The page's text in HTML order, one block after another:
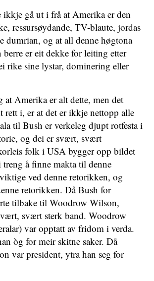
gå ut i frå at Amerika er den
ressursøydande, TV-blaute, jordas
dumrian, og at all denne høgtona
er eit dekke for leiting etter
rike sine lystar, dominering eller
at Amerika er alt dette, men det
rett i, er at det er ikkje nettopp alle
til Bush er verkeleg djupt rotfesta i
og dei er svært, svært
folk i USA bygger opp bildet
å finne makta til denne
ved denne retorikken, og
retorikken. Då Bush for
tilbake til Woodrow Wilson,
svært sterk band. Woodrow
var opptatt av fridom i verda.
òg for meir skitne saker. Då
var president, ytra han seg for